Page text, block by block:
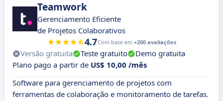
Teamwork
Gerenciamento Eficiente
de Projetos Colaborativos
4.7Com base em +200 avaliações
Versão gratuita Teste gratuito
Demo gratuita
Plano pago a partir de US$ 10,00 /mês
Software para gerenciamento de projetos com
ferramentas de colaboração e monitoramento de tarefas.